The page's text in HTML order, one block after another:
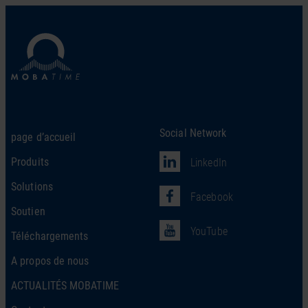
page d’accueil
Produits
Solutions
Soutien
Téléchargements
A propos de nous
ACTUALITÉS MOBATIME
Social Network
LinkedIn
Facebook
YouTube